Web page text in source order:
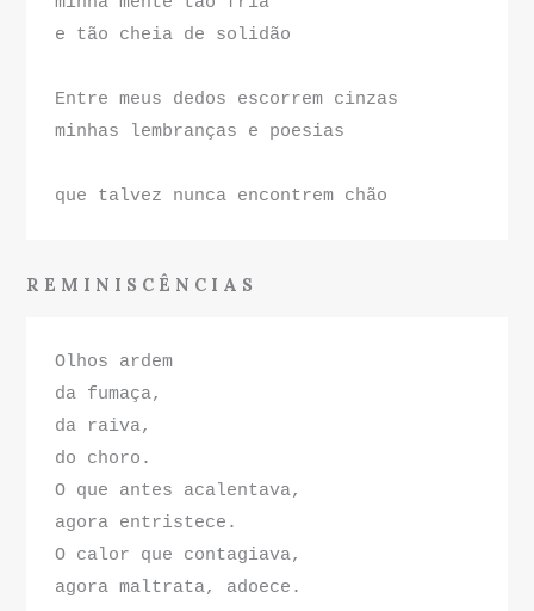
e tão cheia de solidão
Entre meus dedos escorrem cinzas
minhas lembranças e poesias
que talvez nunca encontrem chão
R E M I N I S C Ê N C I A S
Olhos ardem
da fumaça,
da raiva,
do choro.
O que antes acalentava,
agora entristece.
O calor que contagiava,
agora maltrata, adoece.